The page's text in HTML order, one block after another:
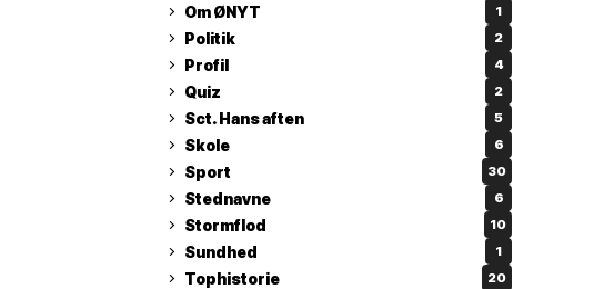
Om ØNYT 1
Politik 2
Profil 4
Quiz 2
Sct. Hans aften 5
Skole 6
Sport 30
Stednavne 6
Stormflod 10
Sundhed 1
Tophistorie 20